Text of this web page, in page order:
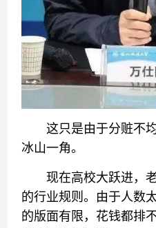
这只是由于分赃不均
冰山一角。
现在高校大跃进，老
的行业规则。由于人数
的版面有限，花钱都排